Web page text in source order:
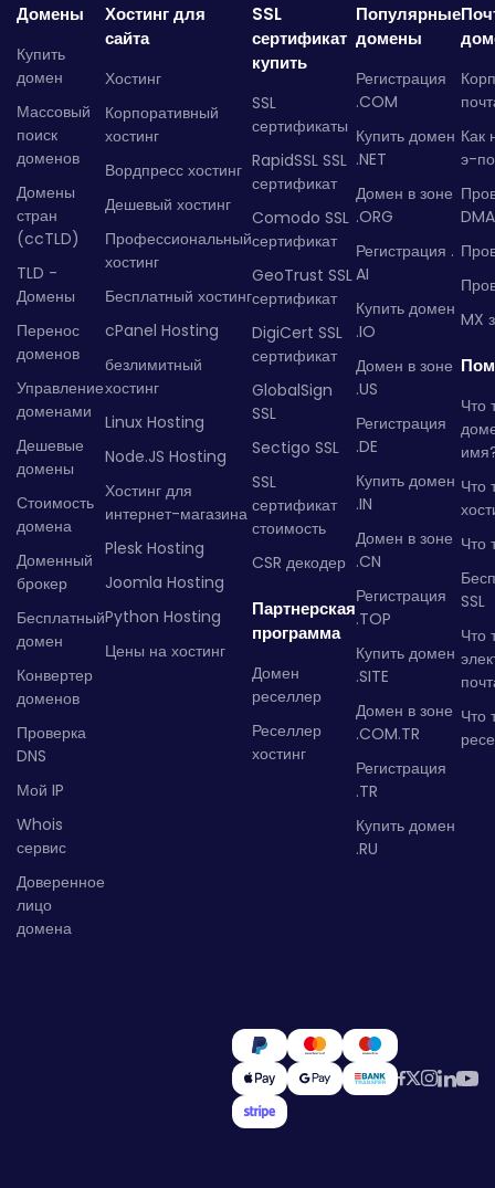
Домены
Купить
домен
Массовый
поиск
доменов
Домены
стран
(ccTLD)
TLD -
Домены
Перенос
доменов
Управление
доменами
Дешевые
домены
Стоимость
домена
Доменный
брокер
Бесплатный
домен
Конвертер
доменов
Проверка
DNS
Мой IP
Whois
сервис
Доверенное
лицо
домена
Хостинг для
сайта
Хостинг
Корпоративный
хостинг
Вордпресс хостинг
Дешевый хостинг
Профессиональный
хостинг
Бесплатный хостинг
cPanel Hosting
безлимитный
хостинг
Linux Hosting
Node.JS Hosting
Хостинг для
интернет-магазина
Plesk Hosting
Joomla Hosting
Python Hosting
Цены на хостинг
SSL
сертификат
купить
SSL
сертификаты
RapidSSL SSL
сертификат
Comodo SSL
сертификат
GeoTrust SSL
сертификат
DigiCert SSL
сертификат
GlobalSign
SSL
Sectigo SSL
SSL
сертификат
стоимость
CSR декодер
Партнерская
программа
Домен
реселлер
Реселлер
хостинг
Популярные
домены
Регистрация
.COM
Купить домен
.NET
Домен в зоне
.ORG
Регистрация .
AI
Купить домен
.IO
Домен в зоне
.US
Регистрация
.DE
Купить домен
.IN
Домен в зоне
.CN
Регистрация
.TOP
Купить домен
.SITE
Домен в зоне
.COM.TR
Регистрация
.TR
Купить домен
.RU
Как
э-
MX
Что
Что
Что
SSL
Что
Что